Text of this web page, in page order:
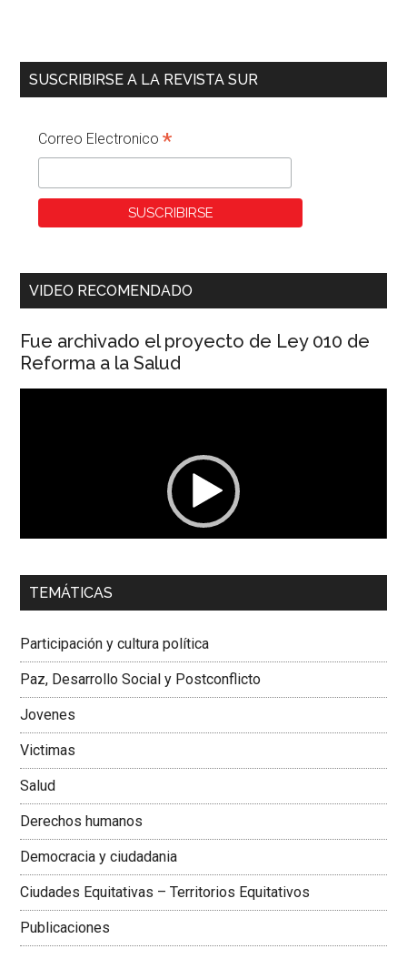
SUSCRIBIRSE A LA REVISTA SUR
Correo Electronico*
VIDEO RECOMENDADO
Fue archivado el proyecto de Ley 010 de
Reforma a la Salud
00:00 01:04
Dra. Carolina Corcho Mejía,Presidenta Corporación
Colombiana
TEMÁTICAS
Participación y cultura política
Paz, Desarrollo Social y Postconflicto
Jovenes
Victimas
Salud
Derechos humanos
Democracia y ciudadania
Ciudades Equitativas – Territorios Equitativos
Publicaciones